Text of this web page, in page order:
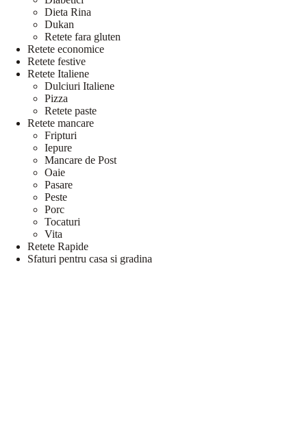
Dieta Rina
Dukan
Retete fara gluten
Retete economice
Retete festive
Retete Italiene
Dulciuri Italiene
Pizza
Retete paste
Retete mancare
Fripturi
Iepure
Mancare de Post
Oaie
Pasare
Peste
Porc
Tocaturi
Vita
Retete Rapide
Sfaturi pentru casa si gradina